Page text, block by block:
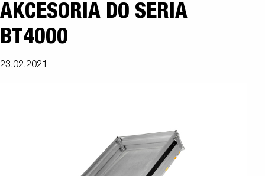
AKCESORIA DO SERIA
BT4000
23.02.2021